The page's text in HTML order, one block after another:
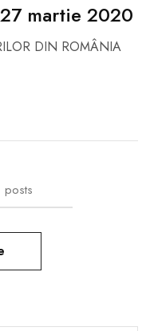
martie 2020
DIN ROMÂNIA
posts